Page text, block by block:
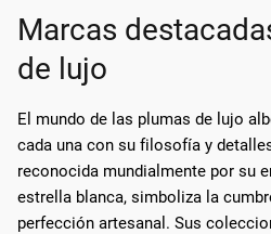
Marcas
de lujo
El mundo de las plumas de lujo
cada una con su filosofía y
reconocida mundialmente por su
estrella blanca, simboliza la
perfección artesanal. Sus